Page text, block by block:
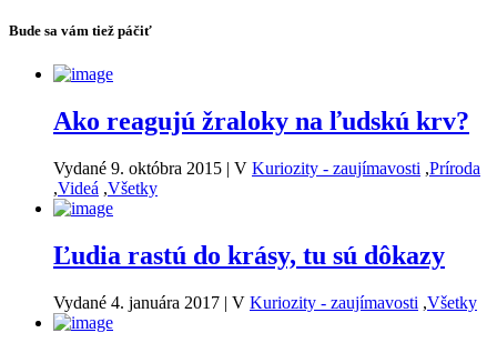
Bude sa vám tiež páčiť
Ako reagujú žraloky na ľudskú krv?
Vydané 9. októbra 2015 | V Kuriozity - zaujímavosti ,Príroda
,Videá ,Všetky
Ľudia rastú do krásy, tu sú dôkazy
Vydané 4. januára 2017 | V Kuriozity - zaujímavosti ,Všetky